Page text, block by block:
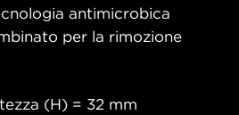
antimicrobica
per la rimozione
(H) = 32 mm